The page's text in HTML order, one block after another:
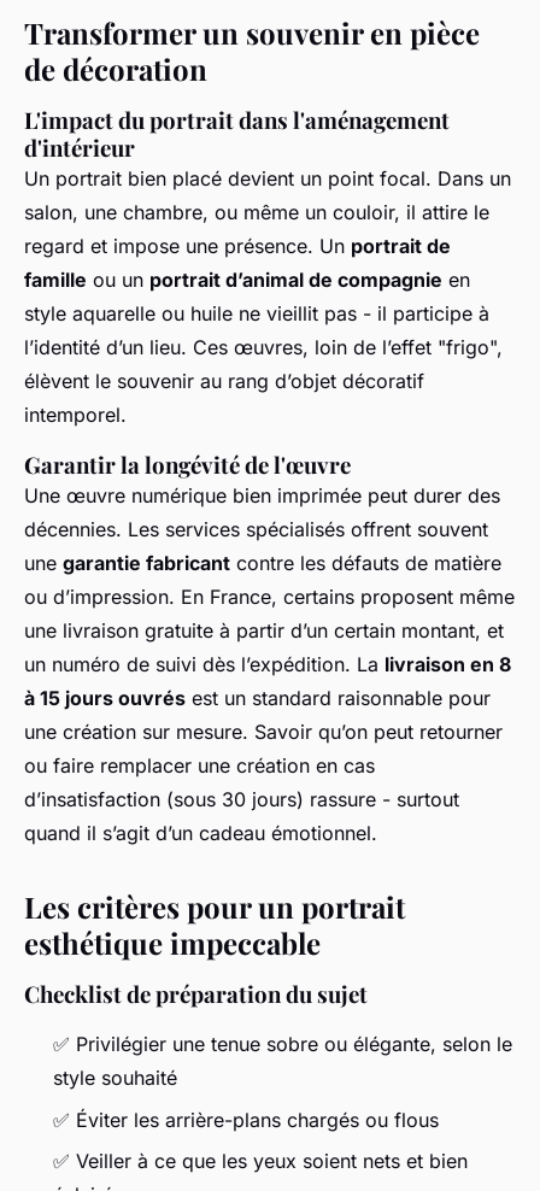
Transformer un souvenir en pièce
de décoration
L'impact du portrait dans l'aménagement
d'intérieur
Un portrait bien placé devient un point focal. Dans un
salon, une chambre, ou même un couloir, il attire le
regard et impose une présence. Un portrait de
famille ou un portrait d’animal de compagnie en
style aquarelle ou huile ne vieillit pas - il participe à
l’identité d’un lieu. Ces œuvres, loin de l’effet "frigo",
élèvent le souvenir au rang d’objet décoratif
intemporel.
Garantir la longévité de l'œuvre
Une œuvre numérique bien imprimée peut durer des
décennies. Les services spécialisés offrent souvent
une garantie fabricant contre les défauts de matière
ou d’impression. En France, certains proposent même
une livraison gratuite à partir d’un certain montant, et
un numéro de suivi dès l’expédition. La livraison en 8
à 15 jours ouvrés est un standard raisonnable pour
une création sur mesure. Savoir qu’on peut retourner
ou faire remplacer une création en cas
d’insatisfaction (sous 30 jours) rassure - surtout
quand il s’agit d’un cadeau émotionnel.
Les critères pour un portrait
esthétique impeccable
Checklist de préparation du sujet
✅ Privilégier une tenue sobre ou élégante, selon le
style souhaité
✅ Éviter les arrière-plans chargés ou flous
✅ Veiller à ce que les yeux soient nets et bien